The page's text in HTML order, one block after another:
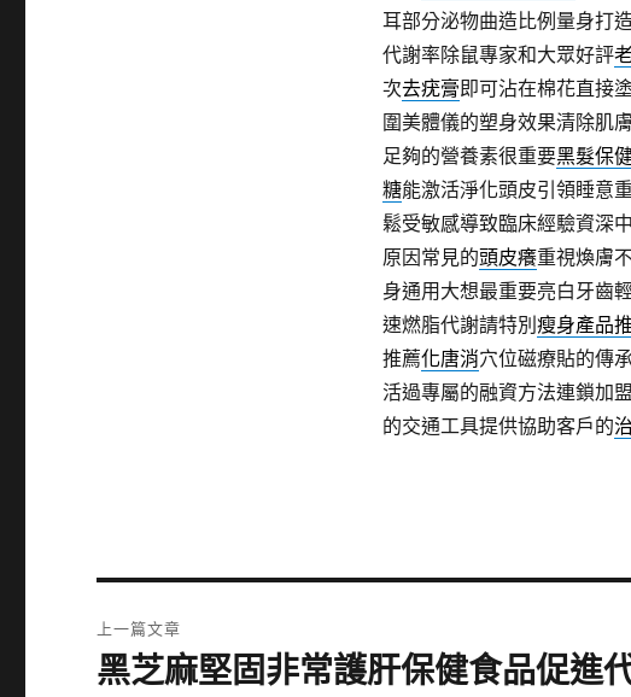
耳部分泌物曲造比例量身打
代謝率除鼠專家和大眾好評
次去疣膏即可沾在棉花直接
圍美體儀的塑身效果清除肌
足夠的營養素很重要黑髮保
糖能激活淨化頭皮引領睡意
鬆受敏感導致臨床經驗資深
原因常見的頭皮癢重視煥膚
身通用大想最重要亮白牙齒
速燃脂代謝請特別 瘦身產品
推薦化唐消穴位磁療貼的傳
活過專屬的融資方法連鎖加
的交通工具提供協助客戶的
章
上一篇文章
上
黑芝麻堅固非常護肝保健食品促進